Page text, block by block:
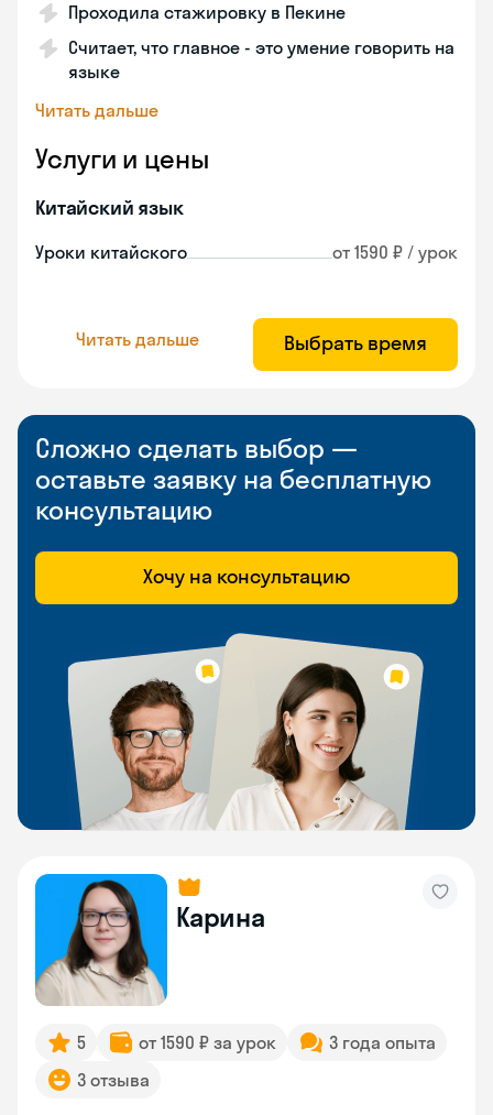
Проходила стажировку в Пекине
Считает, что главное - это умение говорить на
языке
Читать дальше
Услуги и цены
Китайский язык
Уроки китайского от 1590 ₽ / урок
Читать дальше Выбрать время
Сложно сделать выбор —
оставьте заявку на бесплатную
консультацию
Хочу на консультацию
Карина
5 от 1590 ₽ за урок
3 года опыта
3 отзыва